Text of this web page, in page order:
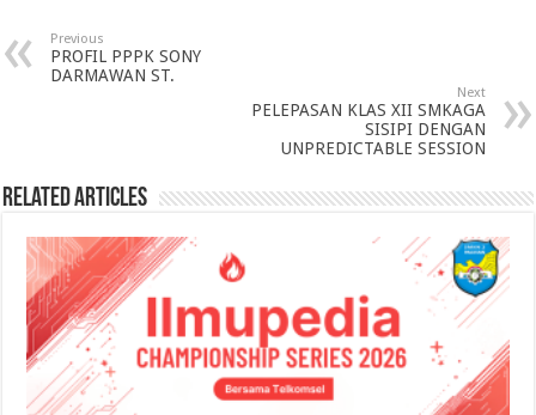
Previous
PROFIL PPPK SONY
DARMAWAN ST.
Next
PELEPASAN KLAS XII SMKAGA
SISIPI DENGAN
UNPREDICTABLE SESSION
Related Articles